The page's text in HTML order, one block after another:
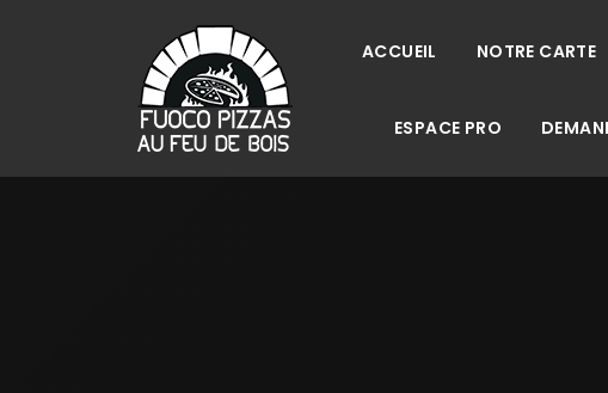
ACCUEIL NOTRE CARTE
ESPACE PRO